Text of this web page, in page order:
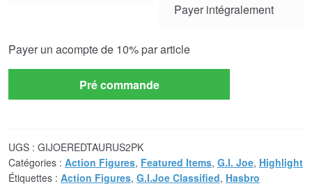
Payer intégralement
Payer un acompte de 10% par article
Pré commande
UGS : GIJOEREDTAURUS2PK
Catégories : Action Figures, Featured Items, G.I. Joe, Highlight
Étiquettes : Action Figures, G.I.Joe Classified, Hasbro